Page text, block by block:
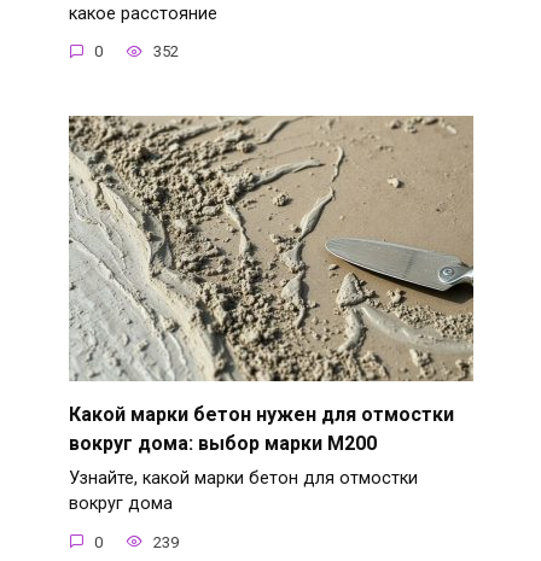
какое расстояние
0 352
Какой марки бетон нужен для отмостки
вокруг дома: выбор марки М200
Узнайте, какой марки бетон для отмостки
вокруг дома
0 239